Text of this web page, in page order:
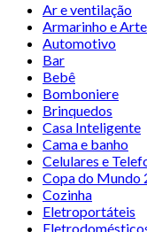
Ar e ventilação
Armarinho e
Automotivo
Bar
Bebê
Bomboniere
Brinquedos
Casa Inteligente
Cama e banho
Celulares e
Copa do Mundo
Cozinha
Eletroportáteis